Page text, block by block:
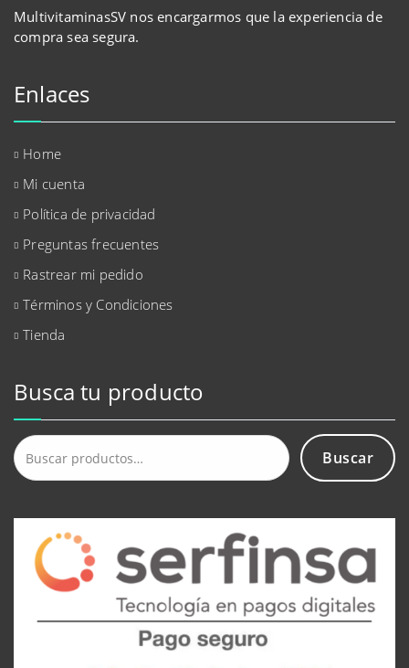
MultivitaminasSV nos encargarmos que la experiencia de
compra sea segura.
Enlaces
Home
Mi cuenta
Política de privacidad
Preguntas frecuentes
Rastrear mi pedido
Términos y Condiciones
Tienda
Busca tu producto
Buscar
por:
Buscar